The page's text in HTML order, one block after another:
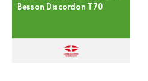
Besson Discordon T70